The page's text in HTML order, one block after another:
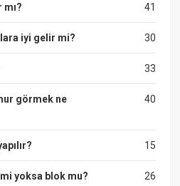
41
mı?
30
iyi gelir mi?
33
40
görmek ne
15
26
yoksa blok mu?